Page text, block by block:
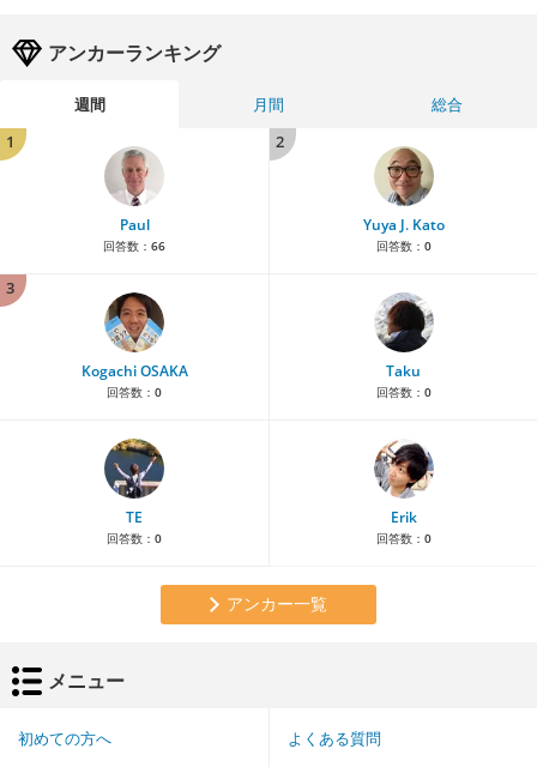
アンカーランキング
週間 月間
総合
1
Paul
回答数： 66
2
Yuya J. Kato
回答数： 0
3
Kogachi OSAKA
回答数： 0
Taku
回答数： 0
TE
回答数： 0
Erik
回答数： 0
アンカー一覧
メニュー
初めての方へ よくある質問